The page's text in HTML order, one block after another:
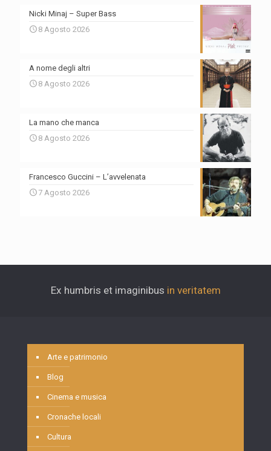
Nicki Minaj – Super Bass
8 Agosto 2026
A nome degli altri
8 Agosto 2026
La mano che manca
8 Agosto 2026
Francesco Guccini – L’avvelenata
7 Agosto 2026
Ex humbris et imaginibus in veritatem
Arte e patrimonio
Blog
Cinema e musica
Cronache locali
Cultura